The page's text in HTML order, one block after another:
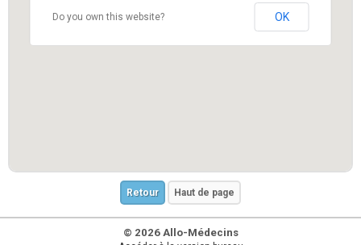
Do you own this website? OK
Retour Haut de page
© 2026 Allo-Médecins